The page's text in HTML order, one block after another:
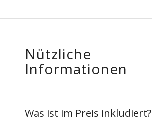
Nützliche
Informationen
Was ist im Preis inkludiert?